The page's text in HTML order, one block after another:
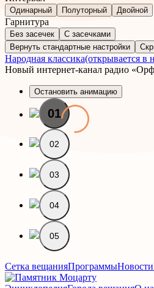
Одинарный Полуторный Двойной
Гарнитура
Без засечек
С засечками
Вернуть стандартные настройки
Народная классика(открывается в
Новый интернет-канал радио
Остановить анимацию
01
02
03
04
05
Сетка вещанияПрограммыНовости